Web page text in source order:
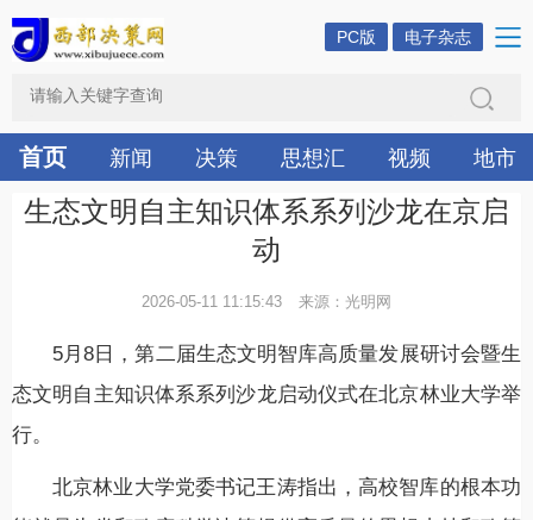
PC版 电子杂志
首页 新闻 决策 思想汇 视频 地市
生态文明自主知识体系系列沙龙在京启
动
2026-05-11 11:15:43 来源：光明网
5月8日，第二届生态文明智库高质量发展研讨会暨生
态文明自主知识体系系列沙龙启动仪式在北京林业大学举
行。
北京林业大学党委书记王涛指出，高校智库的根本功